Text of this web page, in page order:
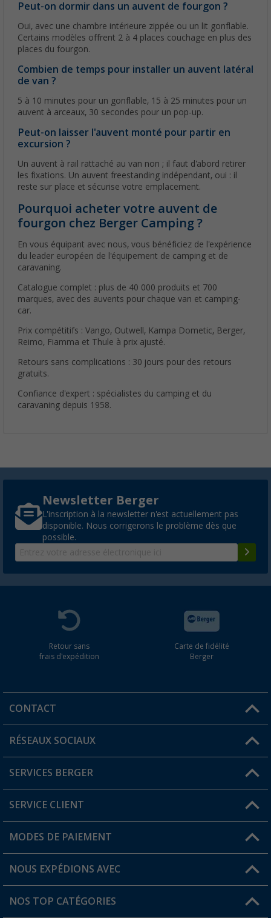
Peut-on dormir dans un auvent de fourgon ?
Oui, avec une chambre intérieure zippée ou un lit gonflable.
Certains modèles offrent 2 à 4 places couchage en plus des
places du fourgon.
Combien de temps pour installer un auvent latéral
de van ?
5 à 10 minutes pour un gonflable, 15 à 25 minutes pour un
auvent à arceaux, 30 secondes pour un pop-up.
Peut-on laisser l'auvent monté pour partir en
excursion ?
Un auvent à rail rattaché au van non ; il faut d'abord retirer
les fixations. Un auvent freestanding indépendant, oui : il
reste sur place et sécurise votre emplacement.
Pourquoi acheter votre auvent de
fourgon chez Berger Camping ?
En vous équipant avec nous, vous bénéficiez de l'expérience
du leader européen de l'équipement de camping et de
caravaning.
Catalogue complet : plus de 40 000 produits et 700
marques, avec des auvents pour chaque van et camping-
car.
Prix compétitifs : Vango, Outwell, Kampa Dometic, Berger,
Reimo, Fiamma et Thule à prix ajusté.
Retours sans complications : 30 jours pour des retours
gratuits.
Confiance d'expert : spécialistes du camping et du
caravaning depuis 1958.
Newsletter Berger
L'inscription à la newsletter n'est actuellement pas
disponible. Nous corrigerons le problème dès que
possible.
Retour sans
frais d'expédition
Carte de fidélité
Berger
CONTACT
Une question ?
Trouver une magasin
RÉSEAUX SOCIAUX
SERVICES BERGER
Devenir revendeur
Mon compte
Carte de fidélité Berger
SERVICE CLIENT
FAQ et contact
Informations sur l'expédition
MODES DE PAIEMENT
NOUS EXPÉDIONS AVEC
NOS TOP CATÉGORIES